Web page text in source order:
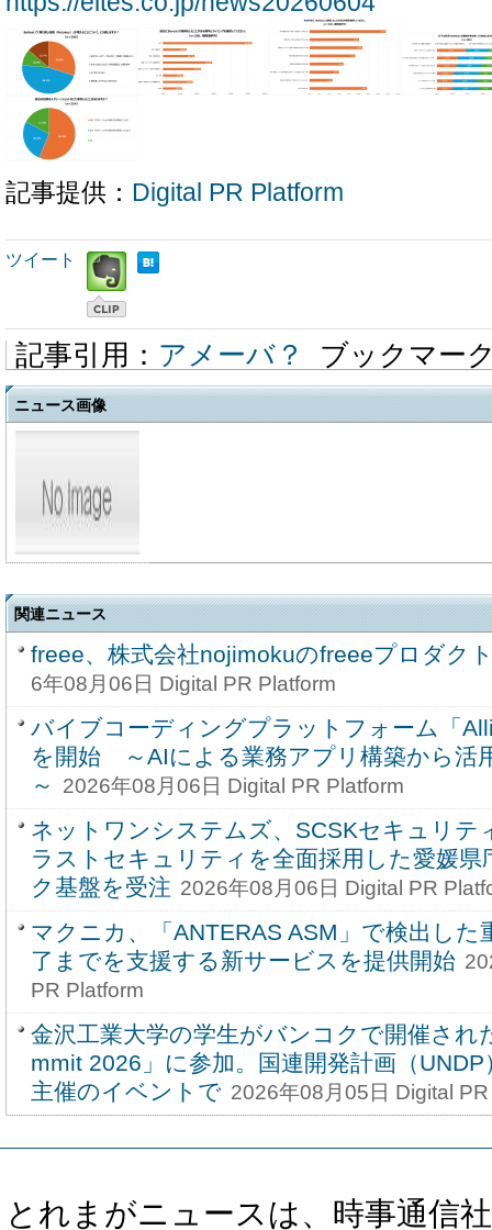
記事提供： Digital PR Platform
ツイート
記事引用： アメーバ？ ブックマー
ニュース画像
関連ニュース
freee、株式会社nojimokuのfreeeプロダク
6年08月06日 Digital PR Platform
バイブコーディングプラットフォーム「
を開始 ～AIによる業務アプリ構築から活
～
2026年08月06日 Digital PR Platform
ネットワンシステムズ、SCSKセキュリテ
ラストセキュリティを全面採用した愛媛県
ク基盤を受注 2026年08月06日 Digital PR
マクニカ、「ANTERAS ASM」で検出した
了までを支援する新サービスを提供開始
PR Platform
金沢工業大学の学生がバンコクで開催され
mmit 2026」に参加。国連開発計画（
主催のイベントで 2026年08月05日 Digital
とれまがニュースは、時事通信